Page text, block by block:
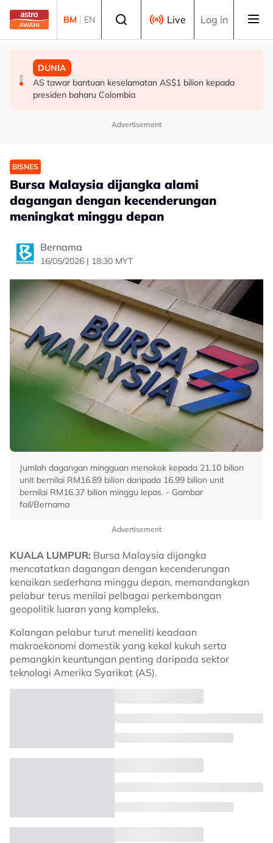
Skip to main content
BM | EN Live Log in
DUNIA
Hamas sedia teruskan pelan damai Gaza, gesa AS
tekan Israel
DUNIA
Ribuan penduduk dipindahkan akibat kebakaran hutan
besar di Kanada
DUNIA
AS tawar bantuan keselamatan AS$1 bilion kepada
presiden baharu Colombia
Advertisement
BISNES
Bursa Malaysia dijangka alami
dagangan dengan kecenderungan
meningkat minggu depan
Bernama
16/05/2026 | 18:30 MYT
Jumlah dagangan mingguan menokok kepada 21.10 bilion
unit bernilai RM16.89 bilion daripada 16.99 bilion unit
bernilai RM16.37 bilion minggu lepas. - Gambar
fail/Bernama
Advertisement
KUALA LUMPUR: Bursa Malaysia dijangka
mencatatkan dagangan dengan kecenderungan
kenaikan sederhana minggu depan, memandangkan
pelabur terus menilai pelbagai perkembangan
geopolitik luaran yang kompleks.
Kalangan pelabur turut meneliti keadaan
makroekonomi domestik yang kekal kukuh serta
pemangkin keuntungan penting daripada sektor
teknologi Amerika Syarikat (AS).